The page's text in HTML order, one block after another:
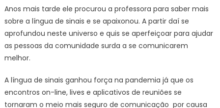
Anos mais tarde ele procurou a professora para saber mais
sobre a língua de sinais e se apaixonou. A partir daí se
aprofundou neste universo e quis se aperfeiçoar para ajudar
as pessoas da comunidade surda a se comunicarem
melhor.
A língua de sinais ganhou força na pandemia já que os
encontros on-line, lives e aplicativos de reuniões se
tornaram o meio mais seguro de comunicação por causa